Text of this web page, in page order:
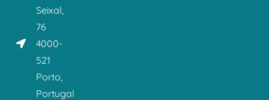
Seixal,
76
4000-
521
Porto,
Portugal